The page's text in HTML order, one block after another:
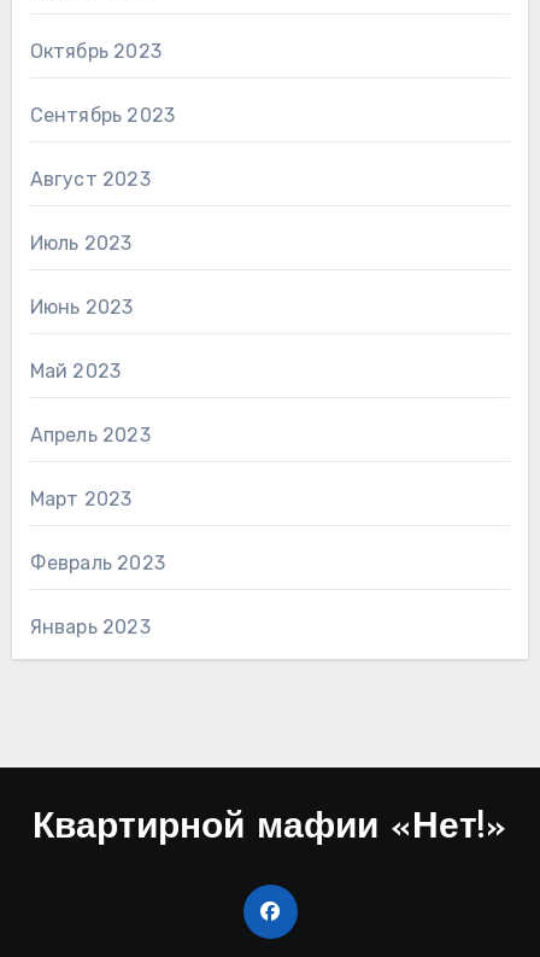
Октябрь 2023
Сентябрь 2023
Август 2023
Июль 2023
Июнь 2023
Май 2023
Апрель 2023
Март 2023
Февраль 2023
Январь 2023
Квартирной мафии «Нет!»